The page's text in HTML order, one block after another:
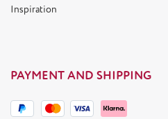
Inspiration
PAYMENT AND SHIPPING